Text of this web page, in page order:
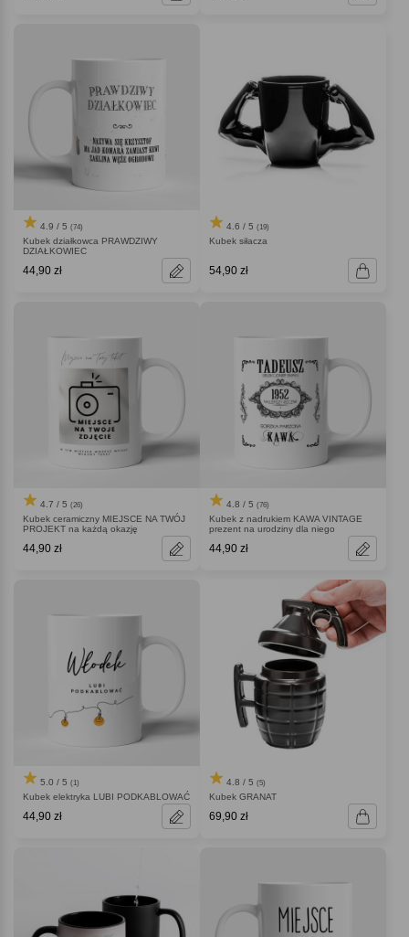
4.9 / 5 (74)
Kubek działkowca PRAWDZIWY
DZIAŁKOWIEC
44,90 zł
4.6 / 5 (19)
Kubek siłacza
54,90 zł
4.7 / 5 (26)
Kubek ceramiczny MIEJSCE NA TWÓJ
PROJEKT na każdą okazję
44,90 zł
4.8 / 5 (76)
Kubek z nadrukiem KAWA VINTAGE
prezent na urodziny dla niego
44,90 zł
5.0 / 5 (1)
Kubek elektryka LUBI PODKABLOWAĆ
44,90 zł
4.8 / 5 (5)
Kubek GRANAT
69,90 zł